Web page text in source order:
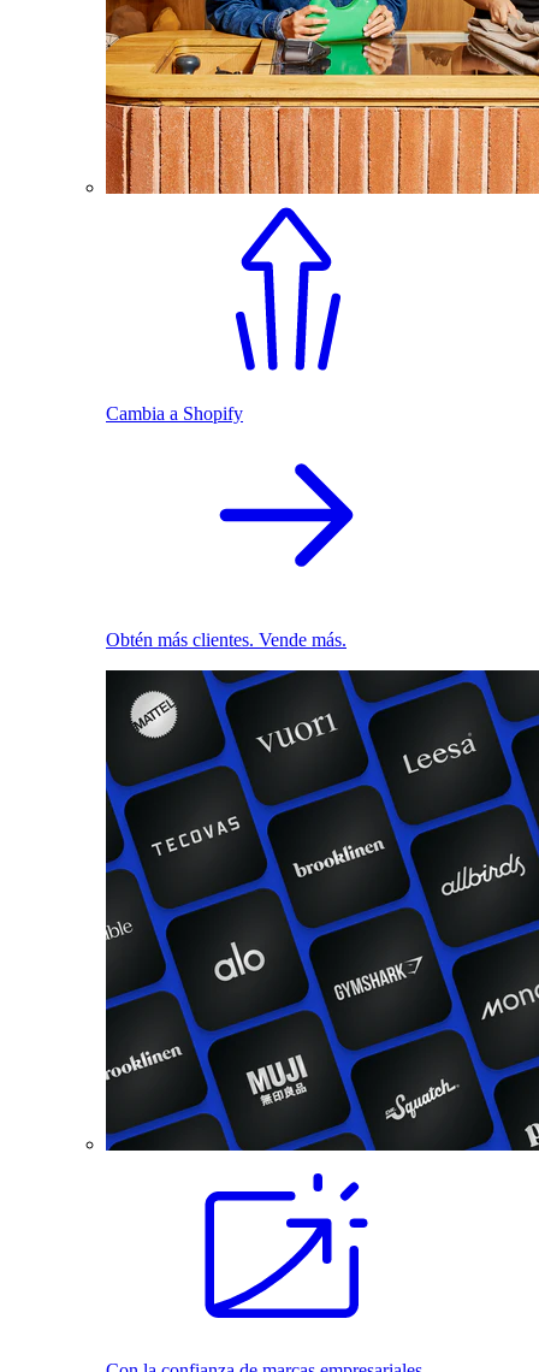
Cambia a Shopify
Obtén más clientes. Vende más.